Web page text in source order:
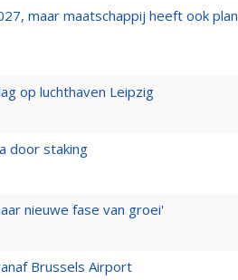
maar maatschappij heeft ook plan
op luchthaven Leipzig
door staking
nieuwe fase van groei'
Brussels Airport